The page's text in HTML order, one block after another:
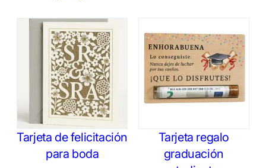
Tarjeta de felicitación
para boda
Tarjeta regalo
graduación